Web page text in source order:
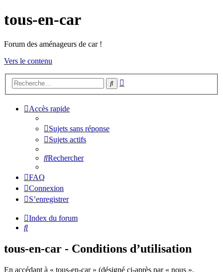
tous-en-car
Forum des aménageurs de car !
Vers le contenu
Rechercher
Accès rapide
Sujets sans réponse
Sujets actifs
Rechercher
FAQ
Connexion
S’enregistrer
Index du forum
Rechercher
tous-en-car - Conditions d’utilisation
En accédant à « tous-en-car » (désigné ci-après par « nous »,